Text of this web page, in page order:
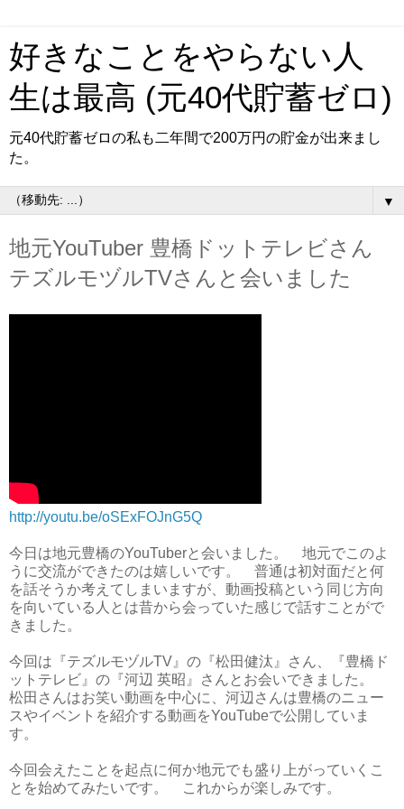
好きなことをやらない人
生は最高 (元40代貯蓄ゼロ)
元40代貯蓄ゼロの私も二年間で200万円の貯金が出来まし
た。
▼
地元YouTuber 豊橋ドットテレビさん
テズルモヅルTVさんと会いました
http://youtu.be/oSExFOJnG5Q
今日は地元豊橋のYouTuberと会いました。 地元でこのよ
うに交流ができたのは嬉しいです。 普通は初対面だと何
を話そうか考えてしまいますが、動画投稿という同じ方向
を向いている人とは昔から会っていた感じで話すことがで
きました。
今回は『テズルモヅルTV』の『松田健汰』さん、『豊橋ド
ットテレビ』の『河辺 英昭』さんとお会いできました。
松田さんはお笑い動画を中心に、河辺さんは豊橋のニュー
スやイベントを紹介する動画をYouTubeで公開していま
す。
今回会えたことを起点に何か地元でも盛り上がっていくこ
とを始めてみたいです。 これからが楽しみです。